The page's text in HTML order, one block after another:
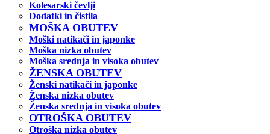
Kolesarski čevlji
Dodatki in čistila
MOŠKA OBUTEV
Moški natikači in japonke
Moška nizka obutev
Moška srednja in visoka obutev
ŽENSKA OBUTEV
Ženski natikači in japonke
Ženska nizka obutev
Ženska srednja in visoka obutev
OTROŠKA OBUTEV
Otroška nizka obutev